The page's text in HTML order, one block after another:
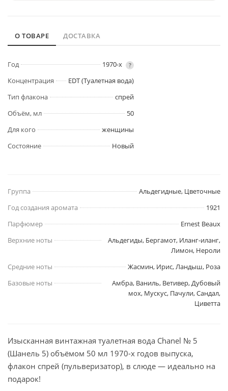
О ТОВАРЕ ДОСТАВКА
Год 1970-х ?
Концентрация
EDT (Туалетная вода)
Тип флакона
спрей
Объём, мл
50
Для кого
женщины
Состояние
Новый
Группа
Альдегидные, Цветочные
Год создания аромата
1921
Парфюмер
Ernest Beaux
Верхние ноты
Альдегиды, Бергамот, Иланг-иланг,
Лимон, Нероли
Средние ноты
Жасмин, Ирис, Ландыш, Роза
Базовые ноты
Амбра, Ваниль, Ветивер, Дубовый
мох, Мускус, Пачули, Сандал,
Циветта
Изысканная винтажная туалетная вода Chanel № 5
(Шанель 5) объёмом 50 мл 1970-х годов выпуска,
флакон спрей (пульверизатор), в слюде — идеально на
подарок!